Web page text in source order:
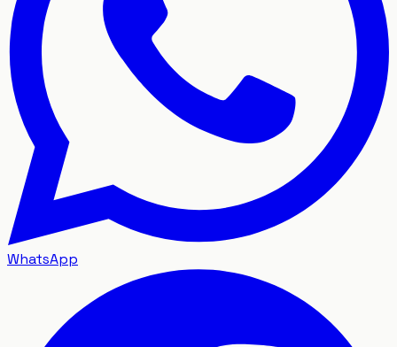
WhatsApp